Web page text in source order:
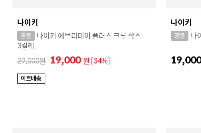
나이키
나이키 에브리데이 플러스 크루 삭스
3켤레
29,000
19,000 원 [34%]
나이키
나